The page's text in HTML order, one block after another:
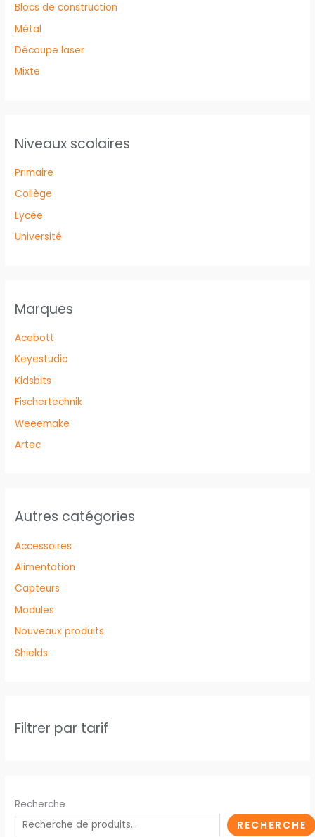
Blocs de construction
Métal
Découpe laser
Mixte
Niveaux scolaires
Primaire
Collège
Lycée
Université
Marques
Acebott
Keyestudio
Kidsbits
Fischertechnik
Weeemake
Artec
Autres catégories
Accessoires
Alimentation
Capteurs
Modules
Nouveaux produits
Shields
Filtrer par tarif
Recherche
RECHERCHE